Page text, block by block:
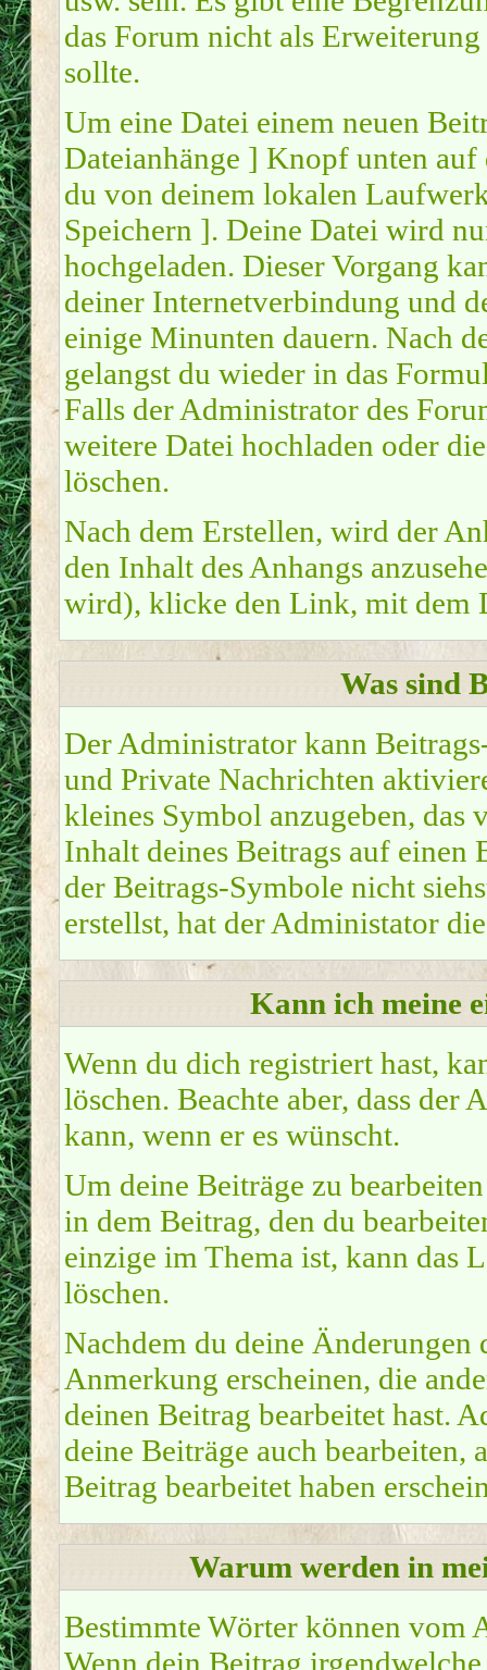
das Forum nicht als
sollte.
Um eine Datei einem neuen
Dateianhänge ] Knopf unten
du von deinem lokalen
Speichern ]. Deine Datei wird
hochgeladen. Dieser Vorgang
deiner Internetverbindung und
einige Minunten dauern. Nach
gelangst du wieder in das
Falls der Administrator des
weitere Datei hochladen oder
löschen.
Nach dem Erstellen, wird der
den Inhalt des Anhangs
wird), klicke den Link, mit dem
Was sind
Der Administrator kann
und Private Nachrichten
kleines Symbol anzugeben,
Inhalt deines Beitrags auf
der Beitrags-Symbole nicht
erstellst, hat der Administator
Kann ich meine
Wenn du dich registriert hast,
löschen. Beachte aber, dass der
kann, wenn er es wünscht.
Um deine Beiträge zu
in dem Beitrag, den du
einzige im Thema ist, kann das
löschen.
Nachdem du deine Änderungen
Anmerkung erscheinen, die
deinen Beitrag bearbeitet hast.
deine Beiträge auch bearbeiten,
Beitrag bearbeitet haben
Warum werden in
Bestimmte Wörter können vom
Wenn dein Beitrag